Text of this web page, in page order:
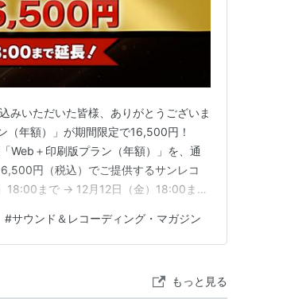
みいただいた皆様、ありがとうございま
年額）」が期間限定で16,500円！
Web＋印刷版プラン（年額）」を、通
円（税込）でご提供するサンレコ
18:00まで → 12月12日（金）18:00まで
ジン』全号のオンライン閲覧に加えて、
#サウンド＆レコーディング・マガジン
もっと見る